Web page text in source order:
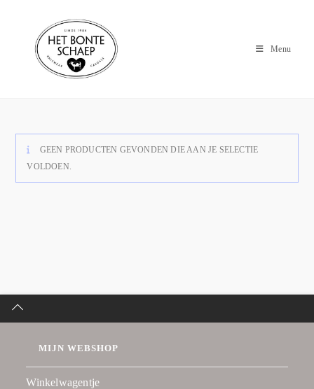
Menu
GEEN PRODUCTEN GEVONDEN DIE AAN JE SELECTIE
VOLDOEN.
MIJN WEBSHOP
Winkelwagentje